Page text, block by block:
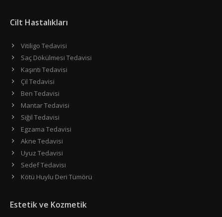
Cilt Hastalıkları
Vitiligo Tedavisi
Saç Dökülmesi Tedavisi
Kaşıntı Tedavisi
Çil Tedavisi
Ben Tedavisi
Mantar Tedavisi
Siğil Tedavisi
Egzama Tedavisi
Akne Tedavisi
Uyuz Tedavisi
Sedef Tedavisi
Kötü Huylu Deri Tümörü
Estetik ve Kozmetik